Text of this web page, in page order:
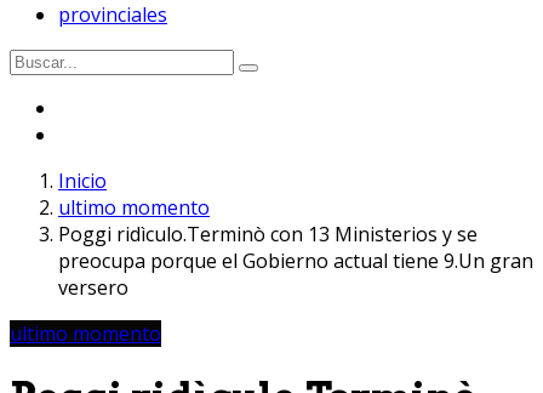
provinciales
Inicio
ultimo momento
Poggi ridìculo.Terminò con 13 Ministerios y se
preocupa porque el Gobierno actual tiene 9.Un gran
versero
ultimo momento